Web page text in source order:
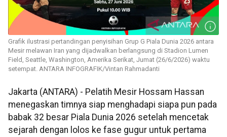
Grafik ilustrasi pertandingan penyisihan Grup G Piala Dunia 2026 antara
Mesir melawan Iran yang dijadwalkan berlangsung di Stadion Lumen
Field, Seattle, Washington, Amerika Serikat, Jumat (26/6/2026) waktu
setempat. ANTARA INFOGRAFIK/Vintan Rahmadanti
Jakarta (ANTARA) - Pelatih Mesir Hossam Hassan
menegaskan timnya siap menghadapi siapa pun pada
babak 32 besar Piala Dunia 2026 setelah mencetak
sejarah dengan lolos ke fase gugur untuk pertama